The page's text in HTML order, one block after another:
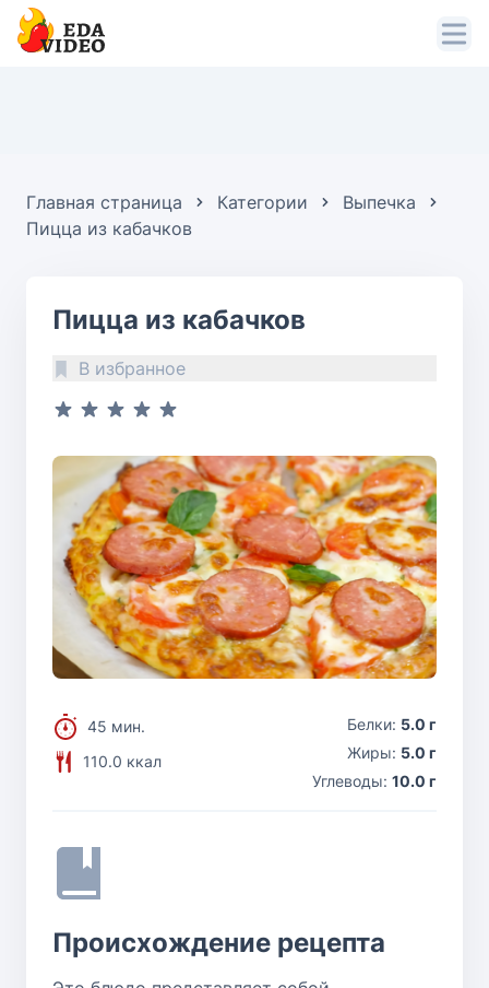
Главная страница Категории
Выпечка
Пицца из кабачков
Пицца из кабачков
В избранное
45 мин.
110.0 ккал
Белки: 5.0 г
Жиры: 5.0 г
Углеводы: 10.0 г
Происхождение рецепта